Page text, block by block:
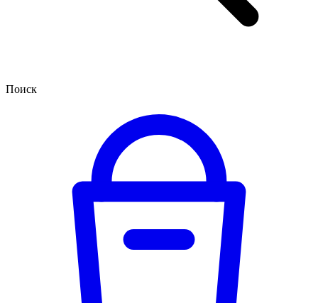
Поиск